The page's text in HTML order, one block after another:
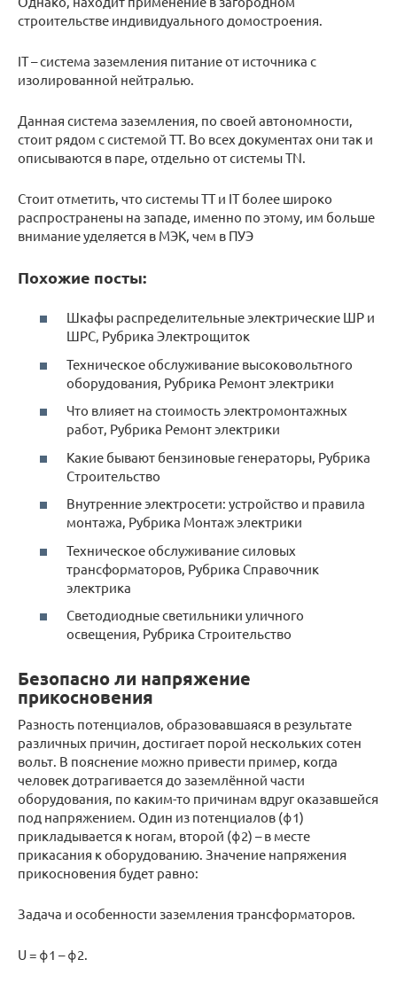
строительстве индивидуального домостроения.
IT – система заземления питание от источника с
изолированной нейтралью.
Данная система заземления, по своей автономности,
стоит рядом с системой TT. Во всех документах они так и
описываются в паре, отдельно от системы TN.
Стоит отметить, что системы TT и IT более широко
распространены на западе, именно по этому, им больше
внимание уделяется в МЭК, чем в ПУЭ
Похожие посты:
Шкафы распределительные электрические ШР и
ШРС, Рубрика Электрощиток
Техническое обслуживание высоковольтного
оборудования, Рубрика Ремонт электрики
Что влияет на стоимость электромонтажных
работ, Рубрика Ремонт электрики
Какие бывают бензиновые генераторы, Рубрика
Строительство
Внутренние электросети: устройство и правила
монтажа, Рубрика Монтаж электрики
Техническое обслуживание силовых
трансформаторов, Рубрика Справочник
электрика
Светодиодные светильники уличного
освещения, Рубрика Строительство
Безопасно ли напряжение
прикосновения
Разность потенциалов, образовавшаяся в результате
различных причин, достигает порой нескольких сотен
вольт. В пояснение можно привести пример, когда
человек дотрагивается до заземлённой части
оборудования, по каким-то причинам вдруг оказавшейся
под напряжением. Один из потенциалов (ϕ1)
прикладывается к ногам, второй (ϕ2) – в месте
прикасания к оборудованию. Значение напряжения
прикосновения будет равно:
Задача и особенности заземления трансформаторов.
U = ϕ1 – ϕ2.